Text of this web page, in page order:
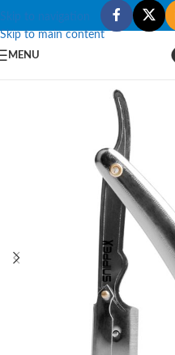
Skip to navigation
Skip to main content
MENU